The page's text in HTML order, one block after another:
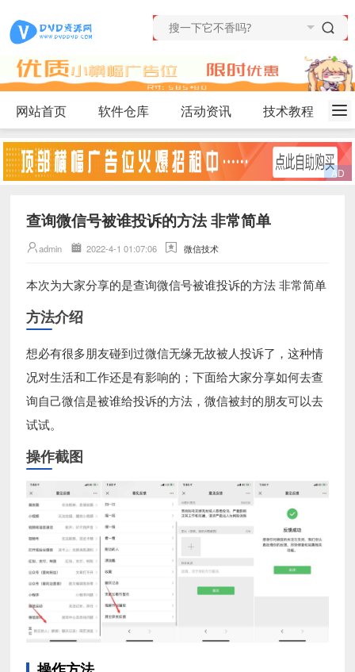
网站首页 软件仓库 活动资讯 技术教程
查询微信号被谁投诉的方法 非常简单
admin 2022-4-1 01:07:06 微信技术
本次为大家分享的是查询微信号被谁投诉的方法 非常简单
方法介绍
想必有很多朋友碰到过微信无缘无故被人投诉了，这种情
况对生活和工作还是有影响的；下面给大家分享如何去查
询自己微信是被谁给投诉的方法，微信被封的朋友可以去
试试。
操作截图